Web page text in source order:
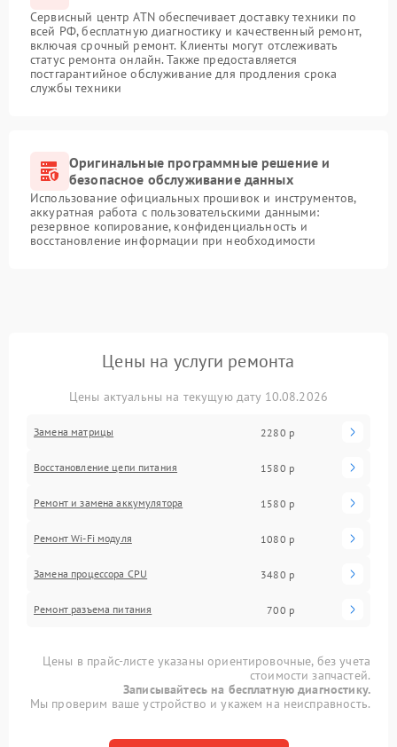
Сервисный центр ATN обеспечивает доставку техники по
всей РФ, бесплатную диагностику и качественный ремонт,
включая срочный ремонт. Клиенты могут отслеживать
статус ремонта онлайн. Также предоставляется
постгарантийное обслуживание для продления срока
службы техники
Оригинальные программные решение и
безопасное обслуживание данных
Использование официальных прошивок и инструментов,
аккуратная работа с пользовательскими данными:
резервное копирование, конфиденциальность и
восстановление информации при необходимости
Цены на услуги ремонта
Цены актуальны на текущую дату 10.08.2026
Замена матрицы 2280 р
Восстановление цепи питания 1580 р
Ремонт и замена аккумулятора 1580 р
Ремонт Wi-Fi модуля 1080 р
Замена процессора CPU 3480 р
Ремонт разъема питания 700 р
Цены в прайс-листе указаны ориентировочные, без учета
стоимости запчастей.
Записывайтесь на бесплатную диагностику.
Мы проверим ваше устройство и укажем на неисправность.